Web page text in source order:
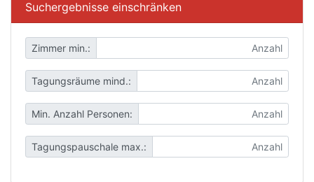
Suchergebnisse einschränken
Zimmer min.:
Tagungsräume mind.:
Min. Anzahl Personen:
Tagungspauschale max.: